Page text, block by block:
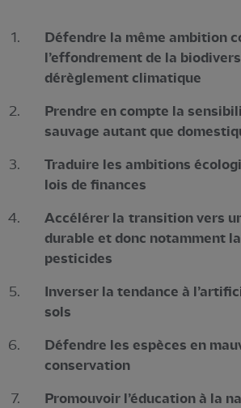
Défendre la même ambition
l’effondrement de la
dérèglement climatique
Prendre en compte la
sauvage autant que
Traduire les ambitions
lois de finances
Accélérer la transition vers
durable et donc notamment
pesticides
Inverser la tendance à
sols
Défendre les espèces en
conservation
Promouvoir l’éducation à la